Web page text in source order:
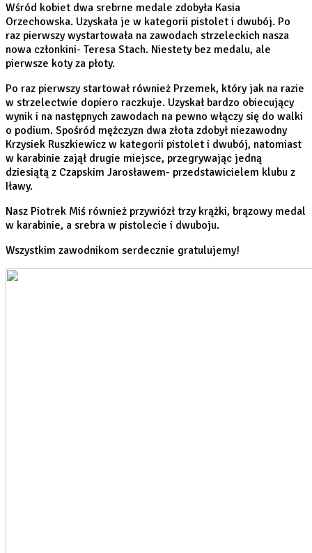
Wśród kobiet dwa srebrne medale zdobyła Kasia
Orzechowska. Uzyskała je w kategorii pistolet i dwubój. Po
raz pierwszy wystartowała na zawodach strzeleckich nasza
nowa członkini- Teresa Stach. Niestety bez medalu, ale
pierwsze koty za płoty.
Po raz pierwszy startował również Przemek, który jak na razie
w strzelectwie dopiero raczkuje. Uzyskał bardzo obiecujący
wynik i na następnych zawodach na pewno włączy się do walki
o podium. Spośród mężczyzn dwa złota zdobył niezawodny
Krzysiek Ruszkiewicz w kategorii pistolet i dwubój, natomiast
w karabinie zajął drugie miejsce, przegrywając jedną
dziesiątą z Czapskim Jarosławem- przedstawicielem klubu z
Iławy.
Nasz Piotrek Miś również przywiózł trzy krążki, brązowy medal
w karabinie, a srebra w pistolecie i dwuboju.
Wszystkim zawodnikom serdecznie gratulujemy!